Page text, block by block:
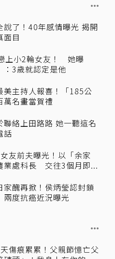
說了！40年感情曝光 揭開
面目
上小2輪女友！ 她曝
：3歲就認定是他
美主持人報喜！「185公
萬名畫當賀禮
聯絡上田路路 她一聽這名
話
友前夫曝光！以「余家
業處科長 交往3個月即...
家醜再掀！侯炳瑩認封鎖
度抗癌近況曝光
傷痕累累！父親節憶亡父